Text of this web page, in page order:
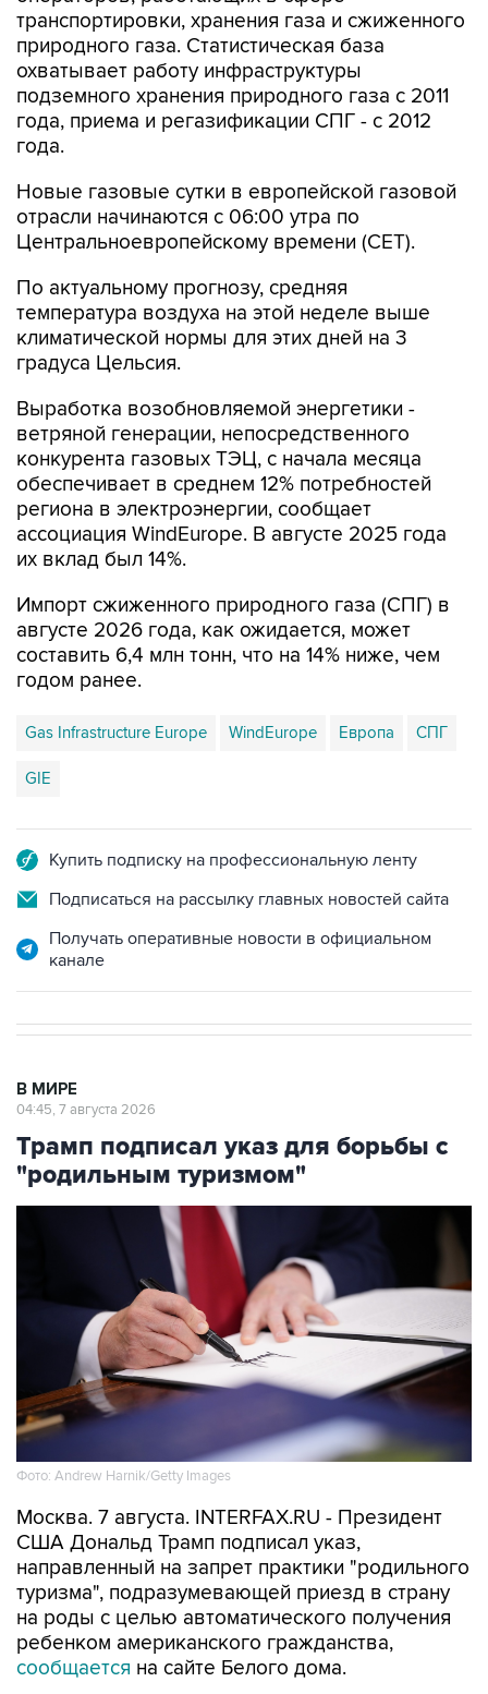
транспортировки, хранения газа и сжиженного
природного газа. Статистическая база
охватывает работу инфраструктуры
подземного хранения природного газа с 2011
года, приема и регазификации СПГ - с 2012
года.
Новые газовые сутки в европейской газовой
отрасли начинаются c 06:00 утра по
Центральноевропейскому времени (CET).
По актуальному прогнозу, средняя
температура воздуха на этой неделе выше
климатической нормы для этих дней на 3
градуса Цельсия.
Выработка возобновляемой энергетики -
ветряной генерации, непосредственного
конкурента газовых ТЭЦ, с начала месяца
обеспечивает в среднем 12% потребностей
региона в электроэнергии, сообщает
ассоциация WindEurope. В августе 2025 года
их вклад был 14%.
Импорт сжиженного природного газа (СПГ) в
августе 2026 года, как ожидается, может
составить 6,4 млн тонн, что на 14% ниже, чем
годом ранее.
Gas Infrastructure Europe WindEurope Европа СПГ
GIE
Купить подписку на профессиональную ленту
Подписаться на рассылку главных новостей сайта
Получать оперативные новости в официальном
канале
В МИРЕ
04:45, 7 августа 2026
Трамп подписал указ для борьбы с
"родильным туризмом"
Фото: Andrew Harnik/Getty Images
Москва. 7 августа. INTERFAX.RU - Президент
США Дональд Трамп подписал указ,
направленный на запрет практики "родильного
туризма", подразумевающей приезд в страну
на роды с целью автоматического получения
ребенком американского гражданства,
сообщается на сайте Белого дома.